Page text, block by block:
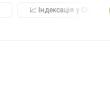
📈 Індексація у СЕРПНІ